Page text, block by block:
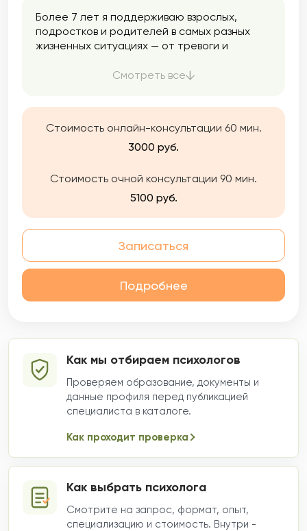
Более 7 лет я поддерживаю взрослых,
подростков и родителей в самых разных
жизненных ситуациях — от тревоги и
и внутреннего кризиса. За плечами —
индивидуальности каждого клиента.
Смотреть все
Стоимость онлайн-консультации 60 мин.
3000 руб.
Стоимость очной консультации 90 мин.
5100 руб.
Записаться
Подробнее
Как мы отбираем психологов
Проверяем образование, документы и
данные профиля перед публикацией
специалиста в каталоге.
Как проходит проверка
Как выбрать психолога
Смотрите на запрос, формат, опыт,
специализацию и стоимость. Внутри -